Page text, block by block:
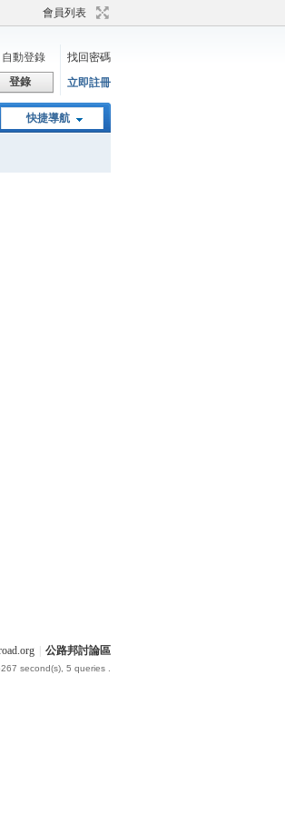
會員列表
自動登錄
找回密碼
登錄 立即註冊
快捷導航
公路邦討論區
second(s), 5 queries .